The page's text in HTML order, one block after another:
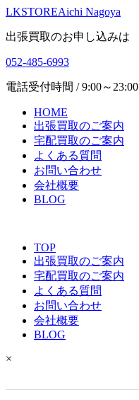
LKSTOREAichi Nagoya
出張買取のお申し込みは
052-485-6993
電話受付時間 / 9:00～23:00
HOME
出張買取のご案内
宅配買取のご案内
よくある質問
お問い合わせ
会社概要
BLOG
TOP
出張買取のご案内
宅配買取のご案内
よくある質問
お問い合わせ
会社概要
BLOG
×